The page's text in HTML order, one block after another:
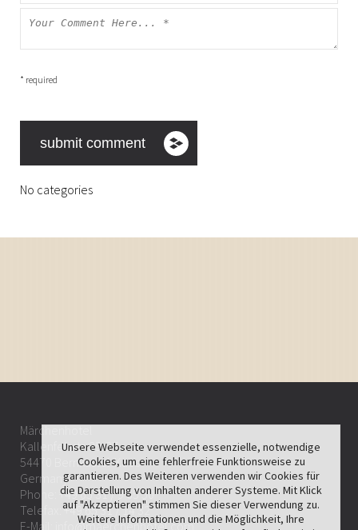
* required
No categories
Märchenhotel
Kallenfelsstr. 25-27
54470 Bernkastel-Kues
Germany
Phone: +49 65 31 / 9 65 50
Telefax: +49 65 31 / 14 32
E-Mail:
info@maerchenhotel.com
Unsere Webseite verwendet essenzielle, notwendige
Cookies, um eine fehlerfreie Funktionsweise zu
garantieren. Des Weiteren verwenden wir Cookies für
die Darstellung von Inhalten anderer Systeme. Mit Klick
auf "Akzeptieren" stimmen Sie dieser Verwendung zu.
Weitere Informationen und die Möglichkeit, Ihre